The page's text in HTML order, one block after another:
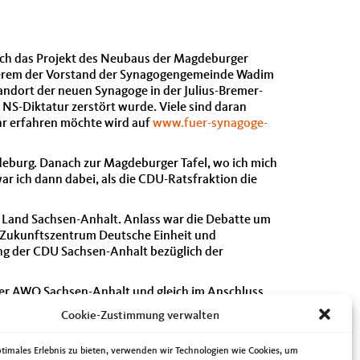
Cookie-Zustimmung verwalten
Erlebnis zu bieten, verwenden wir Technologien wie Cookies, um
das Projekt des Neubaus der Magdeburger
der Vorstand der Synagogengemeinde Wadim
der neuen Synagoge in der Julius-Bremer-
Diktatur zerstört wurde. Viele sind daran
erfahren möchte wird aufwww.fuer-synagoge-
Danach zur Magdeburger Tafel, wo ich mich
ich dann dabei, als die CDU-Ratsfraktion die
Sachsen-Anhalt. Anlass war die Debatte um
Deutsche Einheit und
der CDU Sachsen-Anhalt bezüglich der
AWO Sachsen-Anhalt und gleich im Anschluss
mit Behinderung der Anlass. Abends
Herz-Wimpelketten-Weltrekord des Vereins